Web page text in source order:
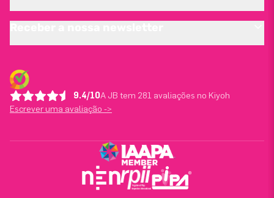
9.4/10A JB tem 281 avaliações no Kiyoh
Escrever uma avaliação ->